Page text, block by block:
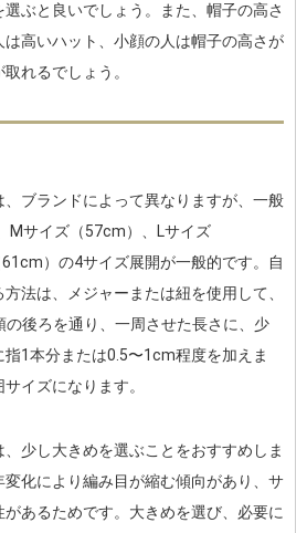
ぶと良いでしょう。また、帽子の高さ
は高いハット、小顔の人は帽子の高さが
れるでしょう。
ブランドによって異なりますが、一般
Mサイズ（57cm）、Lサイズ
61cm）の4サイズ展開が一般的です。自
法は、メジャーまたは紐を使用して、
後ろを通り、一周させた長さに、少
指1本分または0.5〜1cm程度を加えま
イズになります。
少し大きめを選ぶことをおすすめしま
化により編み目が縮む傾向があり、サ
あるためです。大きめを選び、必要に